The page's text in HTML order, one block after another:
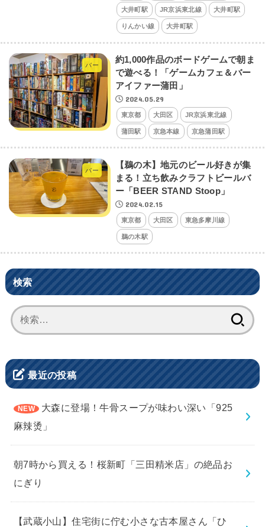
大井町駅 JR京浜東北線 大井町駅
りんかい線 大井町駅
バー
約1,000作品のボードゲームで朝ま
で遊べる！「ゲームカフェ＆バー
アイファー蒲田」
2024.05.29
東京都 大田区 JR京浜東北線
蒲田駅 京急本線 京急蒲田駅
バー
【鵜の木】地元のビール好きが集
まる！立ち飲みクラフトビールバ
ー「BEER STAND Stoop」
2024.02.15
東京都 大田区 東急多摩川線
鵜の木駅
検索
索:
最近の投稿
大森に登場！牛骨スープが味わい深い「925
麻辣烫」
朝7時から買える！桜新町「三田精米店」の絶品お
にぎり
【武蔵小山】住宅街に佇む小さな古本屋さん「ひ